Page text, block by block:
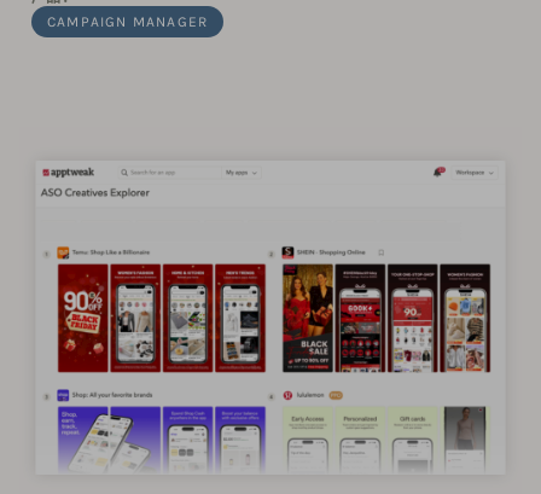
CAMPAIGN MANAGER